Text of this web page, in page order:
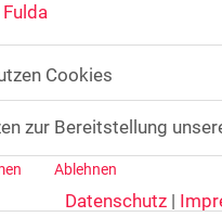
Cookies
zur Bereitstellung
Ablehnen
Datenschutz|